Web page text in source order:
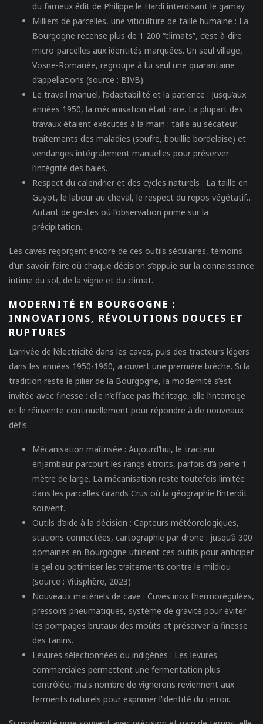
du fameux édit de Philippe le Hardi interdisant le gamay.
Milliers de parcelles, une viticulture de taille humaine : La
Bourgogne recense plus de 1 200 “climats”, c’est-à-dire
micro-parcelles aux identités marquées. Un seul village,
Vosne-Romanée, regroupe à lui seul une quarantaine
d’appellations (source : BIVB).
Le travail manuel, l’adaptabilité et la patience : Jusqu’aux
années 1950, la mécanisation était rare. La plupart des
travaux étaient exécutés à la main : taille au sécateur,
traitements des maladies (soufre, bouillie bordelaise) et
vendanges intégralement manuelles pour préserver
l’intégrité des baies.
Respect du calendrier et des cycles naturels : La taille en
Guyot, le labour au cheval, le respect du repos végétatif…
Autant de gestes où l’observation prime sur la
précipitation.
Les caves regorgent encore de ces outils séculaires, témoins
d’un savoir-faire où chaque décision s’appuie sur la connaissance
intime du sol, de la vigne et du climat.
MODERNITÉ EN BOURGOGNE :
INNOVATIONS, RÉVOLUTIONS DOUCES ET
RUPTURES
L’arrivée de l’électricité dans les caves, puis des tracteurs légers
dans les années 1950-1960, a ouvert une première brèche. Si la
tradition reste le pilier de la Bourgogne, la modernité s’est
invitée avec finesse : elle n’efface pas l’héritage, elle l’interroge
et le réinvente continuellement pour répondre à de nouveaux
défis.
Mécanisation maîtrisée : Aujourd’hui, le tracteur
enjambeur parcourt les rangs étroits, parfois d’à peine 1
mètre de large. La mécanisation reste toutefois limitée
dans les parcelles Grands Crus où la géographie l’interdit
souvent.
Outils d’aide à la décision : Capteurs météorologiques,
stations connectées, cartographie par drone : jusqu’à 300
domaines en Bourgogne utilisent ces outils pour anticiper
le gel ou optimiser les traitements contre le mildiou
(source : Vitisphère, 2023).
Nouveaux matériels de cave : Cuves inox thermorégulées,
pressoirs pneumatiques, système de gravité pour éviter
les pompages brutaux des moûts et préserver la finesse
des tanins.
Levures sélectionnées ou indigènes : Les levures
commerciales permettent une fermentation plus
contrôlée, mais nombre de vignerons reviennent aux
ferments naturels pour exprimer l’identité du terroir.